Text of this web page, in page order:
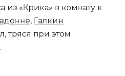
из «Крика» в комнату к
, Галкин
тряся при этом